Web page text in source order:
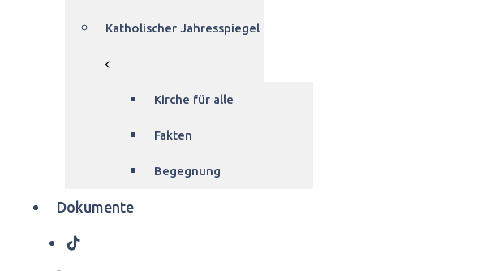
Katholischer Jahresspiegel
Kirche für alle
Fakten
Begegnung
Dokumente